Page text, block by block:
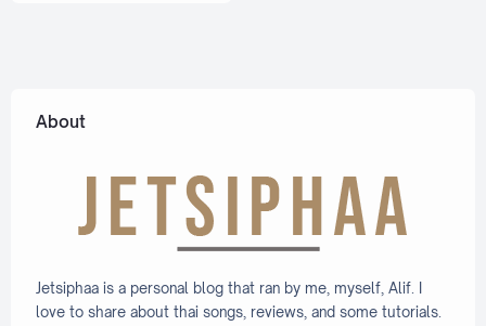
About
Jetsiphaa is a personal blog that ran by me, myself, Alif. I
love to share about thai songs, reviews, and some tutorials.